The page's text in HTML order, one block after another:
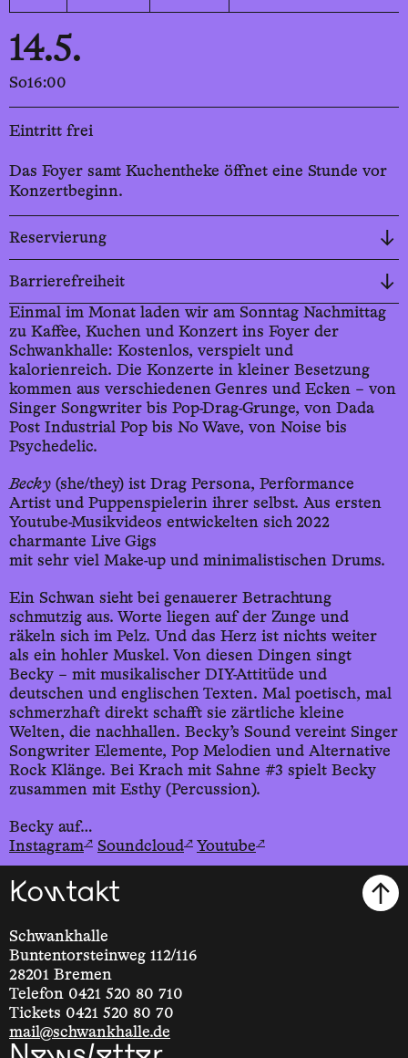
14.5.
So16:00
Eintritt frei
Das Foyer samt Kuchentheke öffnet eine Stunde vor
Konzertbeginn.
Reservierung
Barrierefreiheit
Einmal im Monat laden wir am Sonntag Nachmittag
zu Kaffee, Kuchen und Konzert ins Foyer der
Schwankhalle: Kostenlos, verspielt und
kalorienreich. Die Konzerte in kleiner Besetzung
kommen aus verschiedenen Genres und Ecken – von
Singer Songwriter bis Pop-Drag-Grunge, von Dada
Post Industrial Pop bis No Wave, von Noise bis
Psychedelic.
Becky (she/they) ist Drag Persona, Performance
Artist und Puppenspielerin ihrer selbst. Aus ersten
Youtube-Musikvideos entwickelten sich 2022
charmante Live Gigs
mit sehr viel Make-up und minimalistischen Drums.
Ein Schwan sieht bei genauerer Betrachtung
schmutzig aus. Worte liegen auf der Zunge und
räkeln sich im Pelz. Und das Herz ist nichts weiter
als ein hohler Muskel. Von diesen Dingen singt
Becky – mit musikalischer DIY-Attitüde und
deutschen und englischen Texten. Mal poetisch, mal
schmerzhaft direkt schafft sie zärtliche kleine
Welten, die nachhallen. Becky’s Sound vereint Singer
Songwriter Elemente, Pop Melodien und Alternative
Rock Klänge. Bei Krach mit Sahne #3 spielt Becky
zusammen mit Esthy (Percussion).
Becky auf…
Instagram↗ Soundcloud↗ Youtube ↗
Kontakt
Schwankhalle
Buntentorsteinweg 112/116
28201 Bremen
Telefon 0421 520 80 710
Tickets 0421 520 80 70
mail@schwankhalle.de